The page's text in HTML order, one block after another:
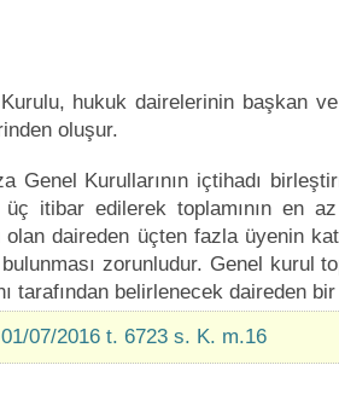
hukuk dairelerinin başkan
oluşur.
Genel Kurullarının içtihadı
üç itibar edilerek toplamının en
daireden üçten fazla üyenin
zorunludur. Genel kurul
tarafından belirlenecek daireden
07/2016 t. 6723 s. K. m.16